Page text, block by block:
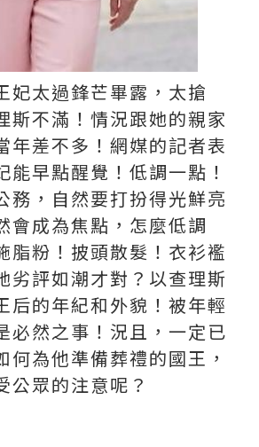
妃太過鋒芒畢露，太搶
斯不滿！情況跟她的親家
年差不多！網媒的記者表
能早點醒覺！低調一點！
務，自然要打扮得光鮮亮
會成為焦點，怎麼低調
脂粉！披頭散髮！衣衫襤
劣評如潮才對？以查理斯
后的年紀和外貌！被年輕
必然之事！況且，一定已
何為他準備葬禮的國王，
公眾的注意呢？